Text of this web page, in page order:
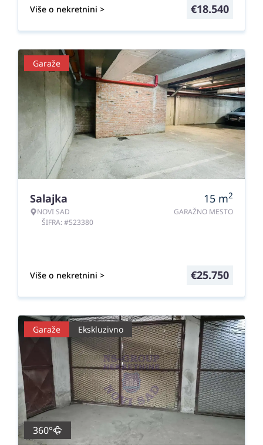
Više o nekretnini > €18.540
Garaže
Salajka
NOVI SAD
ŠIFRA: #523380
15 m2
GARAŽNO MESTO
Više o nekretnini > €25.750
Garaže Ekskluzivno
360°